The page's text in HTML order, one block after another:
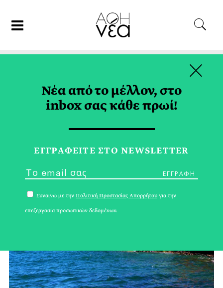
ΤΑΞΙΔΙ
At the End of the Day, it’s
Mykonos!
Νέα από το μέλλον, στο
inbox σας κάθε πρωί!
ΕΓΓPΑΦΕΙΤΕ ΣΤΟ NEWSLETTER
Συναινώ με την Πολιτική Προστασίας Απορρήτου για την
επεξεργασία προσωπικών δεδομένων.
×